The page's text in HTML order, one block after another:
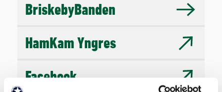
BriskebyBanden
HamKam Yngres
Facebook